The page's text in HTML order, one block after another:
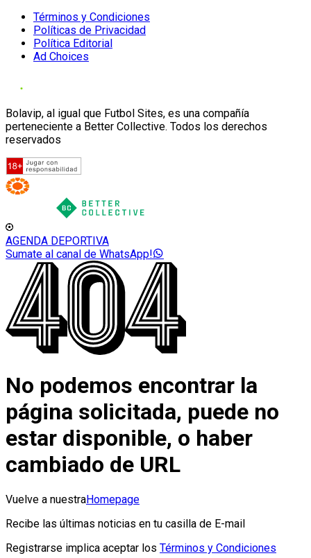
Términos y Condiciones
Políticas de Privacidad
Política Editorial
Ad Choices
Bolavip, al igual que Futbol Sites, es una compañía
perteneciente a Better Collective. Todos los derechos
reservados
AGENDA DEPORTIVA
Sumate al canal de WhatsApp!
No podemos encontrar la
página solicitada, puede no
estar disponible, o haber
cambiado de URL
Vuelve a nuestraHomepage
Recibe las últimas noticias en tu casilla de E-mail
Registrarse implica aceptar los Términos y Condiciones